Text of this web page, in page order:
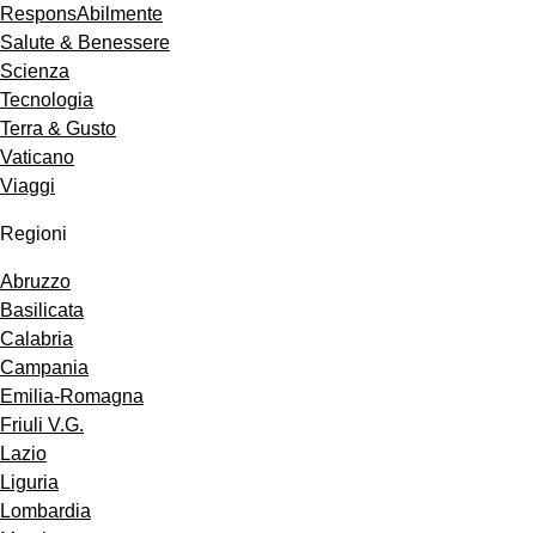
ResponsAbilmente
Salute & Benessere
Scienza
Tecnologia
Terra & Gusto
Vaticano
Viaggi
Regioni
Abruzzo
Basilicata
Calabria
Campania
Emilia-Romagna
Friuli V.G.
Lazio
Liguria
Lombardia